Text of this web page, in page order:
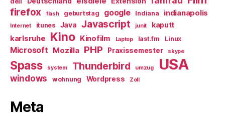
firefox flash geburtstag google Indiana indianapolis
Internet itunes Java Javascript junit kaputt
karlsruhe Kino Kinofilm Laptop last.fm Linux
Microsoft Mozilla PHP Praxissemester skype
Spass system Thunderbird umzug USA
windows wohnung Wordpress Zoll
Meta